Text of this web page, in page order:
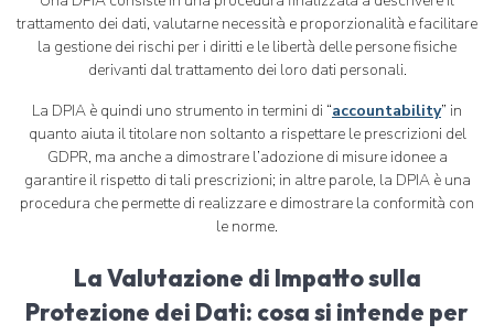
trattamento dei dati, valutarne necessità e proporzionalità e facilitare
la gestione dei rischi per i diritti e le libertà delle persone fisiche
derivanti dal trattamento dei loro dati personali.
La DPIA è quindi uno strumento in termini di “accountability” in
quanto aiuta il titolare non soltanto a rispettare le prescrizioni del
GDPR, ma anche a dimostrare l’adozione di misure idonee a
garantire il rispetto di tali prescrizioni; in altre parole, la DPIA è una
procedura che permette di realizzare e dimostrare la conformità con
le norme.
La Valutazione di Impatto sulla
Protezione dei Dati: cosa si intende per